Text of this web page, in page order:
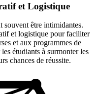
et Logistique
souvent être intimidantes.
et logistique pour faciliter
et aux programmes de
étudiants à surmonter les
chances de réussite.